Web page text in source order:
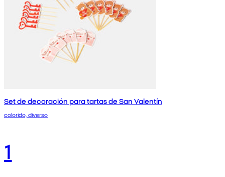
Set de decoración para tartas de San Valentín
colorido, diverso
1